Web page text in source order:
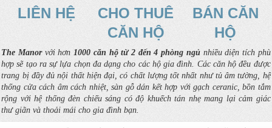
LIÊN HỆ
CHO THUÊ
CĂN HỘ
BÁN CĂN
HỘ
The Manorvới hơn1000 căn hộ từ 2 đến 4 phòng ngủnhiều diện tích phù
hợp sẽ tạo ra sự lựa chọn đa dạng cho các hộ gia đình. Các căn hộ đều được
trang bị đầy đủ nội thất hiện đại, có chất lượng tốt nhất như tủ âm tường, hệ
thống cửa cách âm cách nhiệt, sàn gỗ dán kết hợp với gạch ceranic, bồn tắm
rộng với hệ thống đèn chiếu sáng có độ khuếch tán nhẹ mang lại cảm giác
thư giãn và thoải mái cho gia đình bạn.